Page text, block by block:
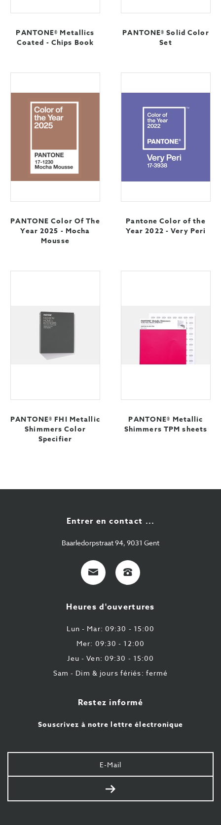
PANTONE® Metallics
Coated - Chips Book
PANTONE® Solid Color
Set
PANTONE Color Of The
Year 2025 - Mocha
Mousse
Pantone Color of the
Year 2022 - Very Peri
PANTONE® FHI Metallic
Shimmers Color
Specifier
PANTONE® Metallic
Shimmers TPM sheets
Entrer en contact ...
Baarledorpstraat 94, 9031 Gent
E-
Mail
+32
9
43
87
Heures d'ouvertures
Lun - Mar: 09:30 - 15:00
Mer: 09:30 - 12:00
Jeu - Ven: 09:30 - 15:00
Sam - Dim & jours fériés: fermé
Restez informé
Souscrivez à notre lettre électronique
Votre
e-
mail
Envoyer